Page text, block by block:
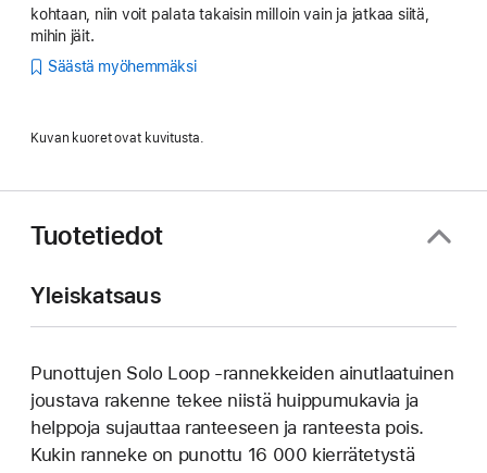
kohtaan, niin voit palata takaisin milloin vain ja jatkaa siitä,
mihin jäit.
Säästä myöhemmäksi
Kuvan kuoret ovat kuvitusta.
Tuotetiedot
Yleiskatsaus
Punottujen Solo Loop ‑rannekkeiden ainutlaatuinen
joustava rakenne tekee niistä huippu­mukavia ja
helppoja sujauttaa ranteeseen ja ranteesta pois.
Kukin ranneke on punottu 16 000 kierrätetystä